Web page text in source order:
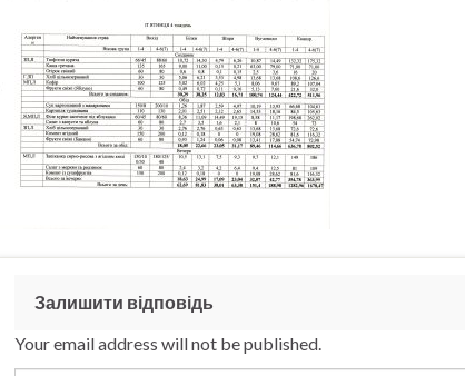
Залишити відповідь
Your email address will not be published.